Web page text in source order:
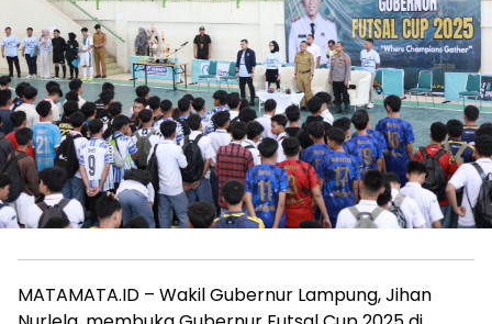
MATAMATA.ID – Wakil Gubernur Lampung, Jihan